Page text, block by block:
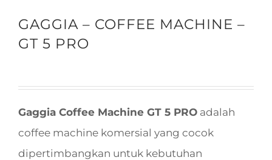
GAGGIA – COFFEE MACHINE –
GT 5 PRO
Gaggia Coffee Machine GT 5 PRO adalah
coffee machine komersial yang cocok
dipertimbangkan untuk kebutuhan